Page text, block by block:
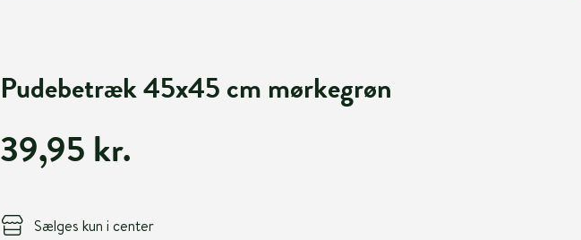
Pudebetræk 45x45 cm mørkegrøn
39,95 kr.
Sælges kun i center